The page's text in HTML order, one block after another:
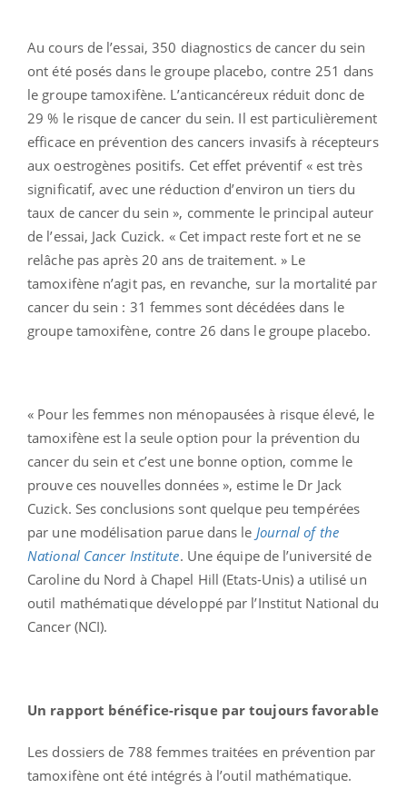
Au cours de l’essai, 350 diagnostics de cancer du sein
ont été posés dans le groupe placebo, contre 251 dans
le groupe tamoxifène. L’anticancéreux réduit donc de
29 % le risque de cancer du sein. Il est particulièrement
efficace en prévention des cancers invasifs à récepteurs
aux oestrogènes positifs. Cet effet préventif « est très
significatif, avec une réduction d’environ un tiers du
taux de cancer du sein », commente le principal auteur
de l’essai, Jack Cuzick. « Cet impact reste fort et ne se
relâche pas après 20 ans de traitement. » Le
tamoxifène n’agit pas, en revanche, sur la mortalité par
cancer du sein : 31 femmes sont décédées dans le
groupe tamoxifène, contre 26 dans le groupe placebo.
« Pour les femmes non ménopausées à risque élevé, le
tamoxifène est la seule option pour la prévention du
cancer du sein et c’est une bonne option, comme le
prouve ces nouvelles données », estime le Dr Jack
Cuzick. Ses conclusions sont quelque peu tempérées
par une modélisation parue dans le Journal of the
National Cancer Institute. Une équipe de l’université de
Caroline du Nord à Chapel Hill (Etats-Unis) a utilisé un
outil mathématique développé par l’Institut National du
Cancer (NCI).
Un rapport bénéfice-risque par toujours favorable
Les dossiers de 788 femmes traitées en prévention par
tamoxifène ont été intégrés à l’outil mathématique.